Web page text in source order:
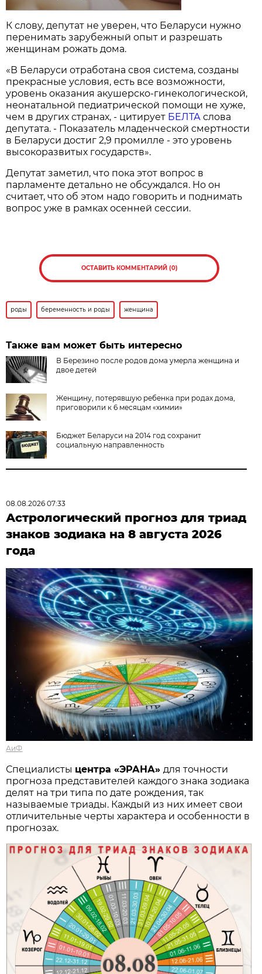
К слову, депутат не уверен, что Беларуси нужно
перенимать зарубежный опыт и разрешать
женщинам рожать дома.
«В Беларуси отработана своя система, созданы
прекрасные условия, есть все возможности,
уровень оказания акушерско-гинекологической,
неонатальной педиатрической помощи не хуже,
чем в других странах, - цитирует БЕЛТАслова
депутата. - Показатель младенческой смертности
в Беларуси достиг 2,9 промилле - это уровень
высокоразвитых государств».
Депутат заметил, что пока этот вопрос в
парламенте детально не обсуждался. Но он
считает, что об этом надо говорить и поднимать
вопрос уже в рамках осенней сессии.
ОСТАВИТЬ КОММЕНТАРИЙ (0)
роды беременность и роды женщина
Также вам может быть интересно
В Березино после родов дома умерла женщина и
двое детей
Женщину, потерявшую ребенка при родах дома,
приговорили к 6 месяцам «химии»
Бюджет Беларуси на 2014 год сохранит
социальную направленность
08.08.2026 07:33
Астрологический прогноз для триад
знаков зодиака на 8 августа 2026
года
АиФ
Специалисты центра «ЭРАНА»для точности
прогноза представителей каждого знака зодиака
делят на три типа по дате рождения, так
называемые триады. Каждый из них имеет свои
отличительные черты характера и особенности в
прогнозах.